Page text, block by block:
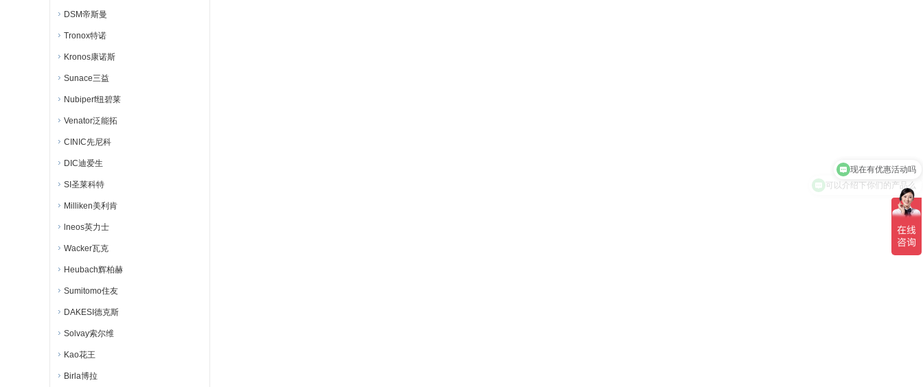
DSM帝斯曼
Tronox特诺
Kronos康诺斯
Sunace三益
Nubiperf纽碧莱
Venator泛能拓
CINIC先尼科
DIC迪爱生
SI圣莱科特
Milliken美利肯
lneos英力士
Wacker瓦克
Heubach辉柏赫
Sumitomo住友
DAKESI德克斯
Solvay索尔维
Kao花王
Birla博拉
可以介绍下你们的产品么